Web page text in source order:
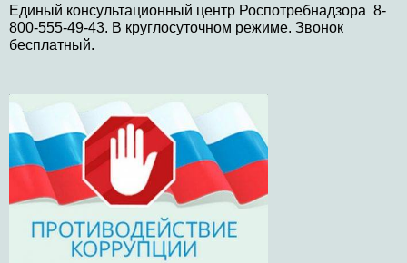
Единый консультационный центр Роспотребнадзора 8-
800-555-49-43. В круглосуточном режиме. Звонок
бесплатный.